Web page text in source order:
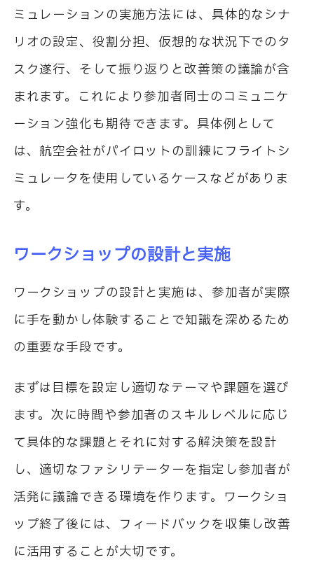
ミュレーションの実施方法には、具体的なシナ
リオの設定、役割分担、仮想的な状況下でのタ
スク遂行、そして振り返りと改善策の議論が含
まれます。これにより参加者同士のコミュニケ
ーション強化も期待できます。具体例として
は、航空会社がパイロットの訓練にフライトシ
ミュレータを使用しているケースなどがありま
す。
ワークショップの設計と実施
ワークショップの設計と実施は、参加者が実際
に手を動かし体験することで知識を深めるため
の重要な手段です。
まずは目標を設定し適切なテーマや課題を選び
ます。次に時間や参加者のスキルレベルに応じ
て具体的な課題とそれに対する解決策を設計
し、適切なファシリテーターを指定し参加者が
活発に議論できる環境を作ります。ワークショ
ップ終了後には、フィードバックを収集し改善
に活用することが大切です。